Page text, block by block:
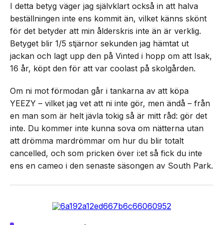
I detta betyg väger jag självklart också in att halva
beställningen inte ens kommit än, vilket känns skönt
för det betyder att min ålderskris inte än är verklig.
Betyget blir 1/5 stjärnor sekunden jag hämtat ut
jackan och lagt upp den på Vinted i hopp om att Isak,
16 år, köpt den för att var coolast på skolgården.
Om ni mot förmodan går i tankarna av att köpa
YEEZY – vilket jag vet att ni inte gör, men ändå – från
en man som är helt jävla tokig så är mitt råd: gör det
inte. Du kommer inte kunna sova om nätterna utan
att drömma mardrömmar om hur du blir totalt
cancelled, och som pricken över i:et så fick du inte
ens en cameo i den senaste säsongen av South Park.